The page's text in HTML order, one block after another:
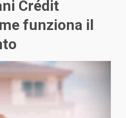
Crédit
funziona il